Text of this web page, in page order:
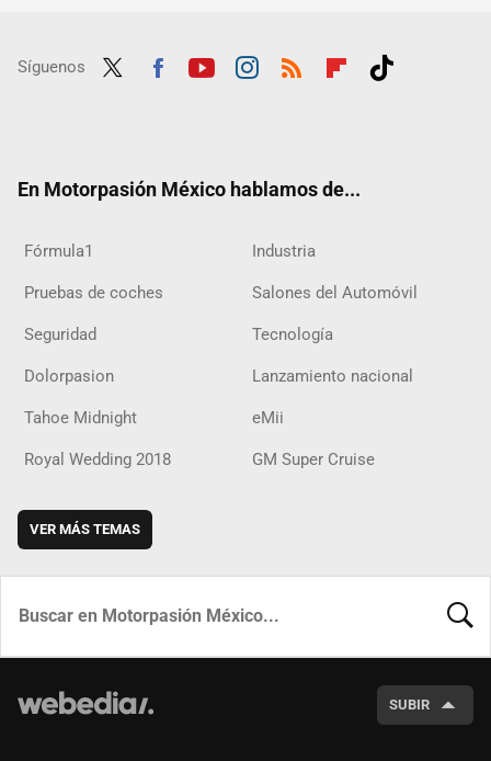
Síguenos
En Motorpasión México hablamos de...
Fórmula1 Industria
Pruebas de coches Salones del Automóvil
Seguridad Tecnología
Dolorpasion Lanzamiento nacional
Tahoe Midnight eMii
Royal Wedding 2018 GM Super Cruise
VER MÁS TEMAS
SUBIR